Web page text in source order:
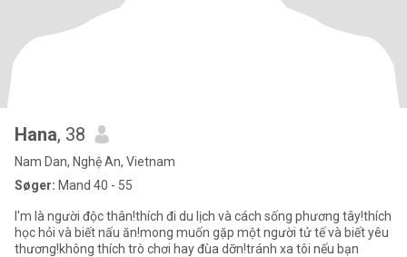
Hana, 38
Nam Dan, Nghệ An, Vietnam
Søger: Mand 40 - 55
I'm là người độc thân!thích đi du lịch và cách sống phương tây!thích
học hỏi và biết nấu ăn!mong muốn gặp một người tử tế và biết yêu
thương!không thích trò chơi hay đùa dỡn!tránh xa tôi nếu bạn